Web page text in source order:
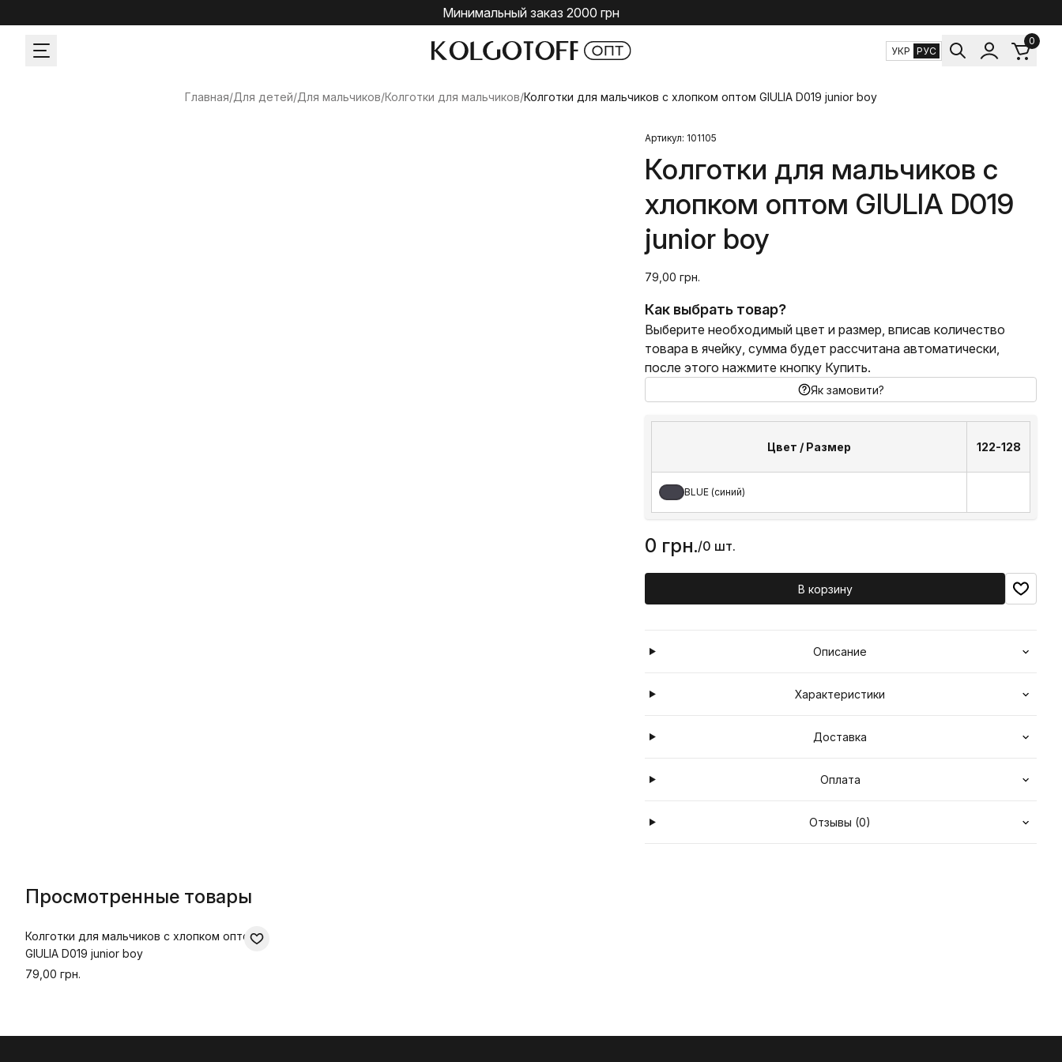
Минимальный заказ 2000 грн
УКР РУС
0
Главная/Для детей/Для мальчиков/Колготки для мальчиков/Колготки для мальчиков с хлопком оптом GIULIA D019 junior boy
Артикул: 101105
Колготки для мальчиков с
хлопком оптом GIULIA D019
junior boy
79,00 грн.
Как выбрать товар?
Выберите необходимый цвет и размер, вписав количество
товара в ячейку, сумма будет рассчитана автоматически,
после этого нажмите кнопку Купить.
Як замовити?
Цвет / Размер 122-128
BLUE (синий)
0 грн./0 шт.
В корзину
Описание
Характеристики
Доставка
Оплата
Отзывы (0)
Просмотренные товары
Колготки для мальчиков с хлопком оптом
GIULIA D019 junior boy
79,00 грн.